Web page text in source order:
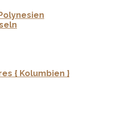
{ Kolumbien }